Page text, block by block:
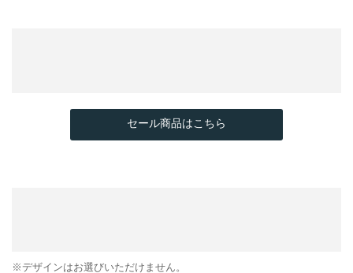
セール商品はこちら
※デザインはお選びいただけません。